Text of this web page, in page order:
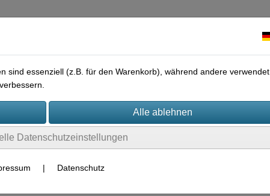
sind essenziell (z.B. für den Warenkorb), während andere verwendet
Datenschutzeinstellungen
| Datenschutz